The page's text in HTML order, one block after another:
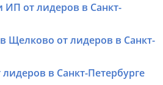
от лидеров в Санкт-
Щелково от лидеров в Санкт-
в Санкт-Петербурге